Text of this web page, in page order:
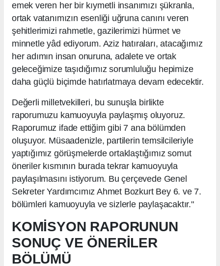
emek veren her bir kıymetli insanımızı şükranla,
ortak vatanımızın esenliği uğruna canını veren
şehitlerimizi rahmetle, gazilerimizi hürmet ve
minnetle yâd ediyorum. Aziz hatıraları, atacağımız
her adımın insan onuruna, adalete ve ortak
geleceğimize taşıdığımız sorumluluğu hepimize
daha güçlü biçimde hatırlatmaya devam edecektir.
Değerli milletvekilleri, bu sunuşla birlikte
raporumuzu kamuoyuyla paylaşmış oluyoruz.
Raporumuz ifade ettiğim gibi 7 ana bölümden
oluşuyor. Müsaadenizle, partilerin temsilcileriyle
yaptığımız görüşmelerde ortaklaştığımız somut
öneriler kısmının burada tekrar kamuoyuyla
paylaşılmasını istiyorum. Bu çerçevede Genel
Sekreter Yardımcımız Ahmet Bozkurt Bey 6. ve 7.
bölümleri kamuoyuyla ve sizlerle paylaşacaktır."
KOMİSYON RAPORUNUN
SONUÇ VE ÖNERİLER
BÖLÜMÜ